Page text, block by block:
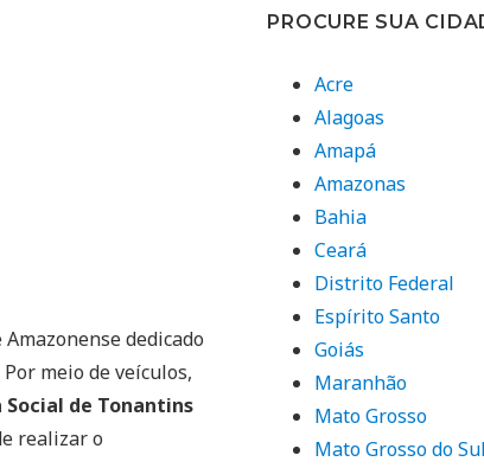
dedicado
meio de veículos,
de Tonantins
realizar o
PROCURE SUA
Acre
Alagoas
Amapá
Amazonas
Bahia
Ceará
Distrito Federal
Espírito Santo
Goiás
Maranhão
Mato Grosso
Mato Grosso do Sul